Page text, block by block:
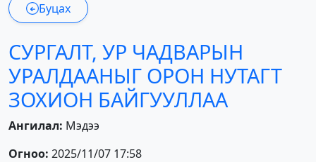
Буцах
СУРГАЛТ, УР ЧАДВАРЫН
УРАЛДААНЫГ ОРОН НУТАГТ
ЗОХИОН БАЙГУУЛЛАА
Ангилал: Мэдээ
Огноо: 2025/11/07 17:58